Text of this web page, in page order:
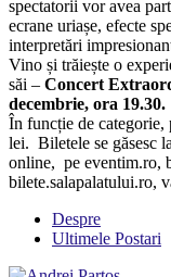
spectatorii vor avea
ecrane uriașe, efecte
interpretări
Vino și trăiește o
săi – Concert
decembrie, ora 19.30.
În funcție de categorie,
lei. Biletele se găsesc
online, pe eventim.ro,
bilete.salapalatului.ro,
Despre
Ultimele Postari